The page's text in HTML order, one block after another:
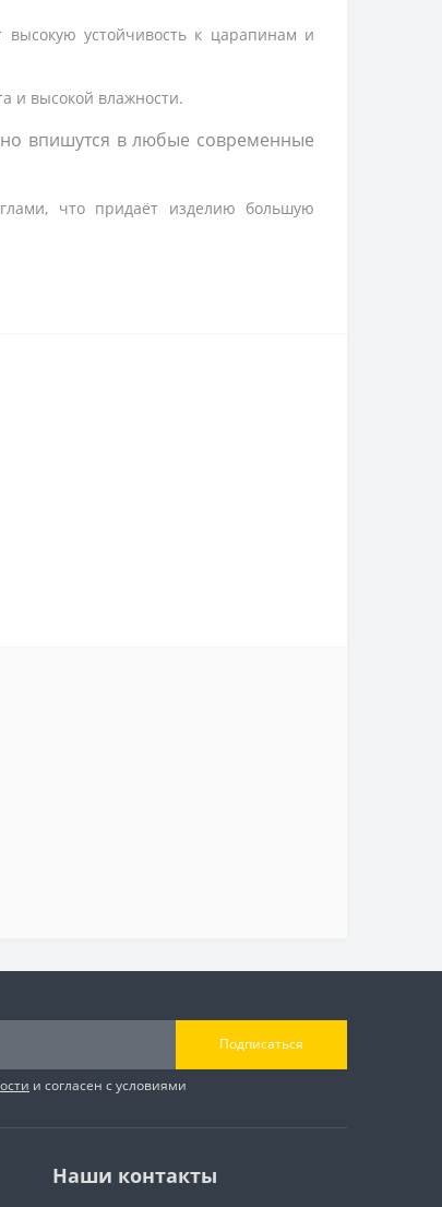
устойчивость к царапинам и
и высокой влажности.
впишутся в любые современные
что придаёт изделию большую
Подписаться
и согласен с условиями
Наши контакты